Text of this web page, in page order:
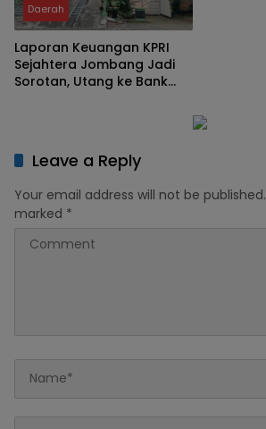
Daerah
Laporan Keuangan KPRI
Sejahtera Jombang Jadi
Sorotan, Utang ke Bank
Leave a Reply
Your email address will not be published.
marked *